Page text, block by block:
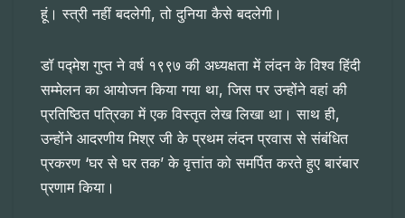
हूं। स्त्री नहीं बदलेगी, तो दुनिया कैसे बदलेगी।
डॉ पद्मेश गुप्त ने वर्ष १९९७ की अध्यक्षता में लंदन के विश्व हिंदी
सम्मेलन का आयोजन किया गया था, जिस पर उन्होंने वहां की
प्रतिष्ठित पत्रिका में एक विस्तृत लेख लिखा था। साथ ही,
उन्होंने आदरणीय मिश्र जी के प्रथम लंदन प्रवास से संबंधित
प्रकरण ‘घर से घर तक’ के वृत्तांत को समर्पित करते हुए बारंबार
प्रणाम किया।